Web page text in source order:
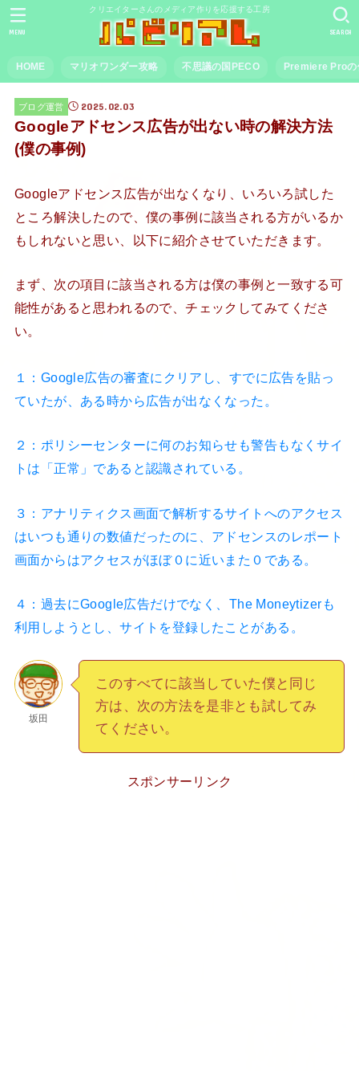
クリエイターさんのメディア作りを応援する工房
HOME マリオワンダー攻略 不思議の国PECO Premiere Proの
SEARCH
MENU
ブログ運営 2025.02.03
Googleアドセンス広告が出ない時の解決方法
(僕の事例)
Googleアドセンス広告が出なくなり、いろいろ試した
ところ解決したので、僕の事例に該当される方がいるか
もしれないと思い、以下に紹介させていただきます。
まず、次の項目に該当される方は僕の事例と一致する可
能性があると思われるので、チェックしてみてくださ
い。
１：Google広告の審査にクリアし、すでに広告を貼っ
ていたが、ある時から広告が出なくなった。
２：ポリシーセンターに何のお知らせも警告もなくサイ
トは「正常」であると認識されている。
３：アナリティクス画面で解析するサイトへのアクセス
はいつも通りの数値だったのに、アドセンスのレポート
画面からはアクセスがほぼ０に近いまた０である。
４：過去にGoogle広告だけでなく、The Moneytizerも
利用しようとし、サイトを登録したことがある。
坂田
このすべてに該当していた僕と同じ
方は、次の方法を是非とも試してみ
てください。
スポンサーリンク